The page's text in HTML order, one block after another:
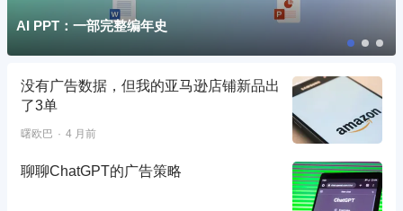
AI PPT：一部完整编年史
没有广告数据，但我的亚马逊店铺新品出
了3单
曙欧巴 4 月前
聊聊ChatGPT的广告策略